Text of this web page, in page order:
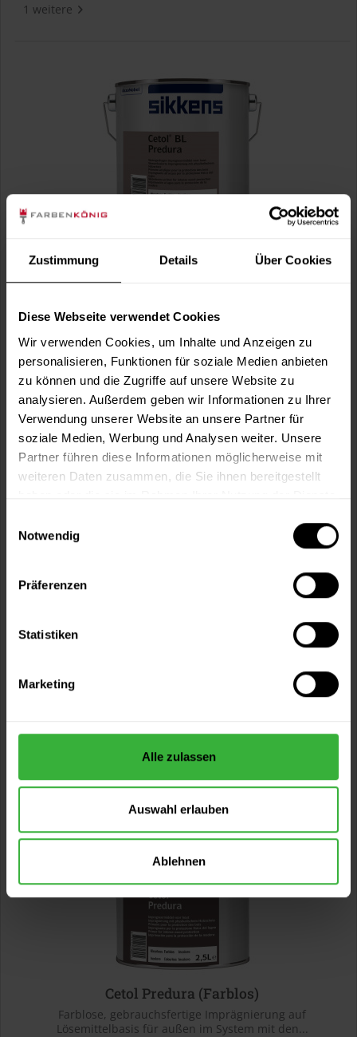
Zustimmung Details Über Cookies
Diese Webseite verwendet Cookies
Wir verwenden Cookies, um Inhalte und Anzeigen zu
personalisieren, Funktionen für soziale Medien anbieten
zu können und die Zugriffe auf unsere Website zu
analysieren. Außerdem geben wir Informationen zu Ihrer
Verwendung unserer Website an unsere Partner für
soziale Medien, Werbung und Analysen weiter. Unsere
Partner führen diese Informationen möglicherweise mit
weiteren Daten zusammen, die Sie ihnen bereitgestellt
Notwendig
Präferenzen
Statistiken
Marketing
Alle zulassen
Auswahl erlauben
Ablehnen
1 weitere
wasserbasierende, farblose, gebrauchsfertige
Imprägnierung für außen im System mit den...
Verfügbare Varianten
1 Liter 31,49 €
31,49 € / 1 Liter
2,5 Liter 26,80 € / 1 Liter
Der transparente Holzsättiger für tropische Hölzer im
37,99 €
2,5 Liter 34,20 € / 1 Liter
Cetol Predura (Farblos)
Farblose, gebrauchsfertige Imprägnierung auf
Lösemittelbasis für außen im System mit den...